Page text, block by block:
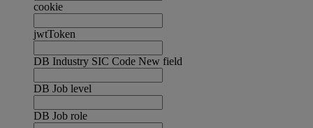
cookie
jwtToken
DB Industry SIC Code New field
DB Job level
DB Job role